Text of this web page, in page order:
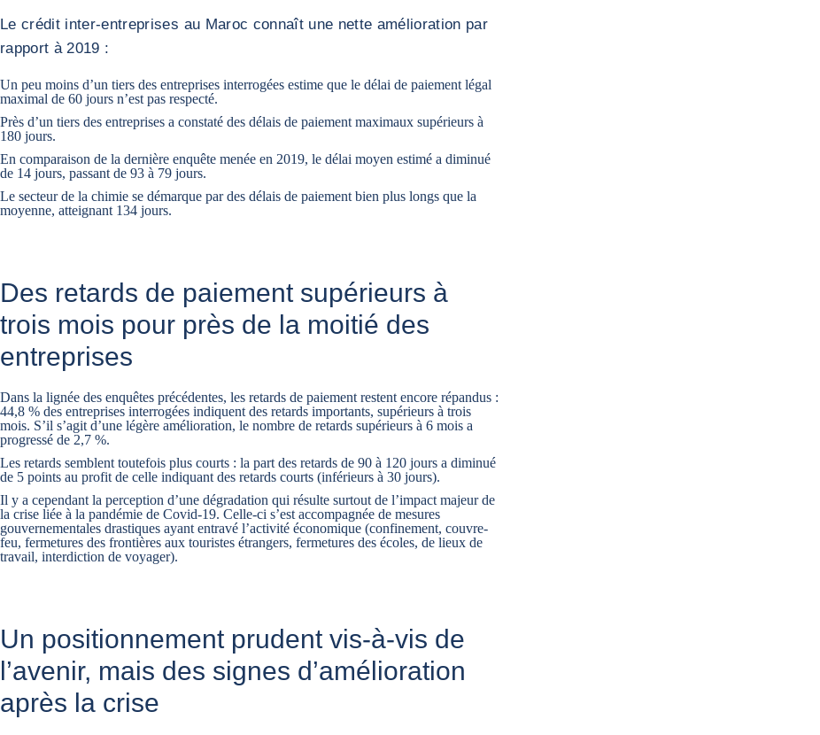
Le crédit inter-entreprises au Maroc connaît une nette amélioration par
rapport à 2019 :
Un peu moins d’un tiers des entreprises interrogées estime que le délai de paiement légal
maximal de 60 jours n’est pas respecté.
Près d’un tiers des entreprises a constaté des délais de paiement maximaux supérieurs à
180 jours.
En comparaison de la dernière enquête menée en 2019, le délai moyen estimé a diminué
de 14 jours, passant de 93 à 79 jours.
Le secteur de la chimie se démarque par des délais de paiement bien plus longs que la
moyenne, atteignant 134 jours.
Des retards de paiement supérieurs à
trois mois pour près de la moitié des
entreprises
Dans la lignée des enquêtes précédentes, les retards de paiement restent encore répandus :
44,8 % des entreprises interrogées indiquent des retards importants, supérieurs à trois
mois. S’il s’agit d’une légère amélioration, le nombre de retards supérieurs à 6 mois a
progressé de 2,7 %.
Les retards semblent toutefois plus courts : la part des retards de 90 à 120 jours a diminué
de 5 points au profit de celle indiquant des retards courts (inférieurs à 30 jours).
Il y a cependant la perception d’une dégradation qui résulte surtout de l’impact majeur de
la crise liée à la pandémie de Covid-19. Celle-ci s’est accompagnée de mesures
gouvernementales drastiques ayant entravé l’activité économique (confinement, couvre-
feu, fermetures des frontières aux touristes étrangers, fermetures des écoles, de lieux de
travail, interdiction de voyager).
Un positionnement prudent vis-à-vis de
l’avenir, mais des signes d’amélioration
après la crise